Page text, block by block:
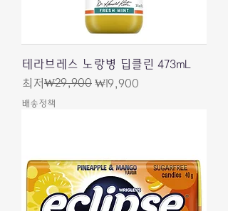
테라브레스 노랑병 딥클린 473mL
최저
일반가₩29,900 ₩19,900
할인가
배송정책